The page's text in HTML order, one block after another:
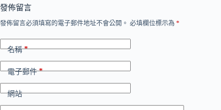
發佈留言
發佈留言必須填寫的電子郵件地址不會公開。 必填欄位標示為 *
名稱*
電子郵件*
網站